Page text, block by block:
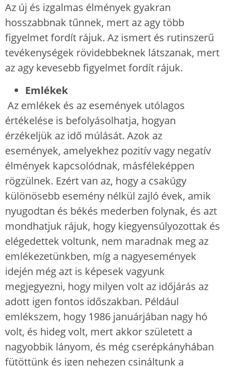
Az új és izgalmas élmények gyakran
hosszabbnak tűnnek, mert az agy több
figyelmet fordít rájuk. Az ismert és rutinszerű
tevékenységek rövidebbeknek látszanak, mert
az agy kevesebb figyelmet fordít rájuk.
Emlékek
Az emlékek és az események utólagos
értékelése is befolyásolhatja, hogyan
érzékeljük az idő múlását. Azok az
események, amelyekhez pozitív vagy negatív
élmények kapcsolódnak, másféleképpen
rögzülnek. Ezért van az, hogy a csakúgy
különösebb esemény nélkül zajló évek, amik
nyugodtan és békés mederben folynak, és azt
mondhatjuk rájuk, hogy kiegyensúlyozottak és
elégedettek voltunk, nem maradnak meg az
emlékezetünkben, míg a nagyesemények
idején még azt is képesek vagyunk
megjegyezni, hogy milyen volt az időjárás az
adott igen fontos időszakban. Például
emlékszem, hogy 1986 januárjában nagy hó
volt, és hideg volt, mert akkor született a
nagyobbik lányom, és még cserépkányhában
fütöttünk és igen nehezen csináltunk a